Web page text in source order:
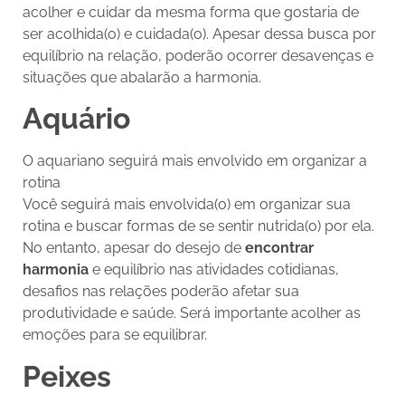
acolher e cuidar da mesma forma que gostaria de
ser acolhida(o) e cuidada(o). Apesar dessa busca por
equilíbrio na relação, poderão ocorrer desavenças e
situações que abalarão a harmonia.
Aquário
O aquariano seguirá mais envolvido em organizar a
rotina
Você seguirá mais envolvida(o) em organizar sua
rotina e buscar formas de se sentir nutrida(o) por ela.
No entanto, apesar do desejo de encontrar
harmonia e equilíbrio nas atividades cotidianas,
desafios nas relações poderão afetar sua
produtividade e saúde. Será importante acolher as
emoções para se equilibrar.
Peixes